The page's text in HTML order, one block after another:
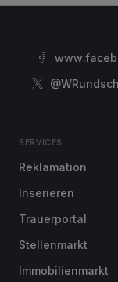
SERVICES
Reklamation
Inserieren
Trauerportal
Stellenmarkt
Immobilienmarkt